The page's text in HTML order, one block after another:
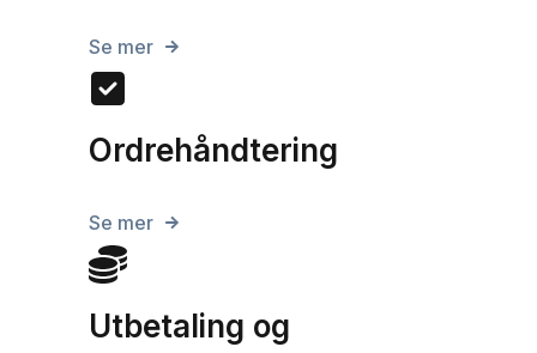
Se mer
Ordrehåndtering
Se mer
Utbetaling og